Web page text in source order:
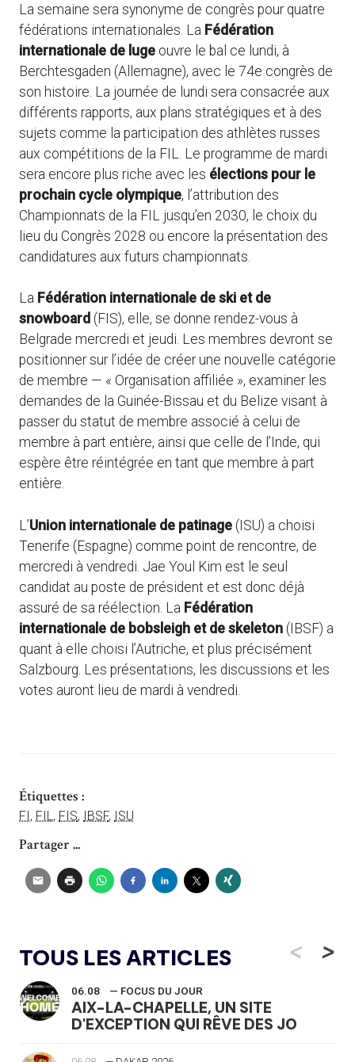
La semaine sera synonyme de congrès pour quatre
fédérations internationales. La Fédération
internationale de luge ouvre le bal ce lundi, à
Berchtesgaden (Allemagne), avec le 74e congrès de
son histoire. La journée de lundi sera consacrée aux
différents rapports, aux plans stratégiques et à des
sujets comme la participation des athlètes russes
aux compétitions de la FIL. Le programme de mardi
sera encore plus riche avec les élections pour le
prochain cycle olympique, l’attribution des
Championnats de la FIL jusqu’en 2030, le choix du
lieu du Congrès 2028 ou encore la présentation des
candidatures aux futurs championnats.
La Fédération internationale de ski et de
snowboard (FIS), elle, se donne rendez-vous à
Belgrade mercredi et jeudi. Les membres devront se
positionner sur l’idée de créer une nouvelle catégorie
de membre — « Organisation affiliée », examiner les
demandes de la Guinée-Bissau et du Belize visant à
passer du statut de membre associé à celui de
membre à part entière, ainsi que celle de l’Inde, qui
espère être réintégrée en tant que membre à part
entière.
L’Union internationale de patinage (ISU) a choisi
Tenerife (Espagne) comme point de rencontre, de
mercredi à vendredi. Jae Youl Kim est le seul
candidat au poste de président et est donc déjà
assuré de sa réélection. La Fédération
internationale de bobsleigh et de skeleton (IBSF) a
quant à elle choisi l’Autriche, et plus précisément
Salzbourg. Les présentations, les discussions et les
votes auront lieu de mardi à vendredi.
Étiquettes :
FI, FIL, FIS, IBSF, ISU
Partager ...
TOUS LES ARTICLES <
06.08 — FOCUS DU JOUR
AIX-LA-CHAPELLE, UN SITE
D'EXCEPTION QUI RÊVE DES JO
>